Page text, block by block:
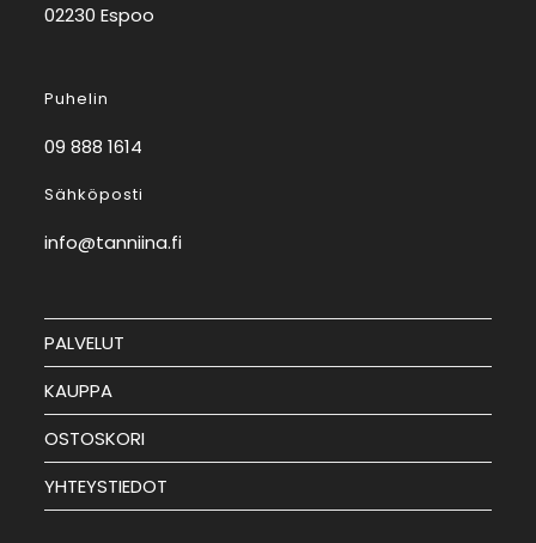
02230 Espoo
Puhelin
09 888 1614
Sähköposti
info@tanniina.fi
PALVELUT
KAUPPA
OSTOSKORI
YHTEYSTIEDOT